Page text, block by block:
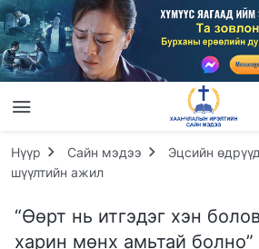
Нүүр Сайн мэдээ
Эцсийн
шүүлтийн ажил
“Өөрт нь итгэдэг хэн
харин мөнх амьтай